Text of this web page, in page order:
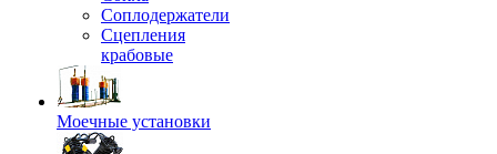
Соплодержатели
Сцепления
крабовые
Моечные установки